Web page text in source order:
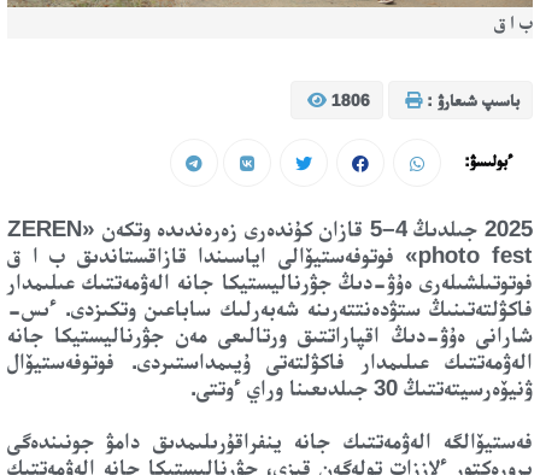
ب ا ق
باسىپ شىعارۋ : 1806
ءبولىسۋ:
2025 جىلدىڭ 4–5 قازان كۇندەرى زەرەندىدە وتكەن «ZEREN
photo fest» فوتوفەستيۆالى اياسىندا قازاقستاندىق ب ا ق
فوتوتىلشىلەرى ەۇۋ-دىڭ جۋرناليستيكا جانە الەۋمەتتىك عىلىمدار
فاكۋلتەتىنىڭ ستۋدەنتتەرىنە شەبەرلىك ساباعىن وتكىزدى. ءىس-
شارانى ەۇۋ-دىڭ اقپاراتتىق ورتالىعى مەن جۋرناليستيكا جانە
الەۋمەتتىك عىلىمدار فاكۋلتەتى ۇيىمداستىردى. فوتوفەستيۆال
ۋنيۆەرسيتەتتىڭ 30 جىلدىعىنا وراي ءوتتى.
فەستيۆالگە الەۋمەتتىك جانە ينفراقۇرىلىمدىق دامۋ جونىندەگى
پرورەكتور ءلاززات تولەگەن قىزى، جۋرناليستيكا جانە الەۋمەتتىك